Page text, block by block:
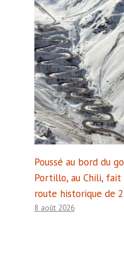
Poussé au bord du
Portillo, au Chili,
route historique de
8 août 2026